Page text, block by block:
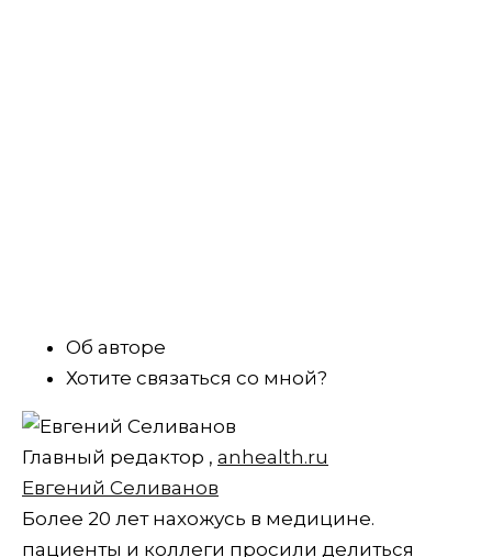
Об авторе
Хотите связаться со мной?
Главный редактор , anhealth.ru
Евгений Селиванов
Более 20 лет нахожусь в медицине.
пациенты и коллеги просили делиться